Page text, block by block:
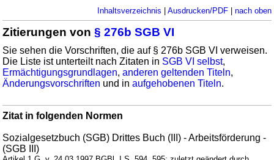
Inhaltsverzeichnis Ausdrucken/PDF| nach oben
Zitierungen von§ 276b SGB VI
Sie sehen die Vorschriften, die auf § 276b SGB VI verweisen.
Die Liste ist unterteilt nach Zitaten in SGB VI selbst,
Ermächtigungsgrundlagen,anderen geltenden Titeln,
Änderungsvorschriften und inaufgehobenen Titeln.
Zitat in folgenden Normen
Sozialgesetzbuch (SGB) Drittes Buch (III) - Arbeitsförderung -
(SGB III)